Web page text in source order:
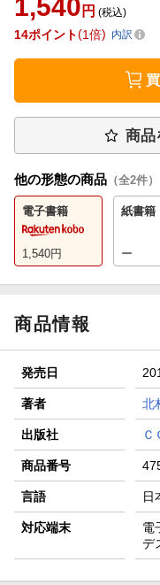
1,540 円 (税込)
14ポイント 1倍 内訳
商品
他の形態の商品 （全2件）
電子書籍
1,540円
紙書籍
ー
商品情報
発売日
著者 北
出版社 Ｃ
商品番号
言語 日
対応端末
電
デ